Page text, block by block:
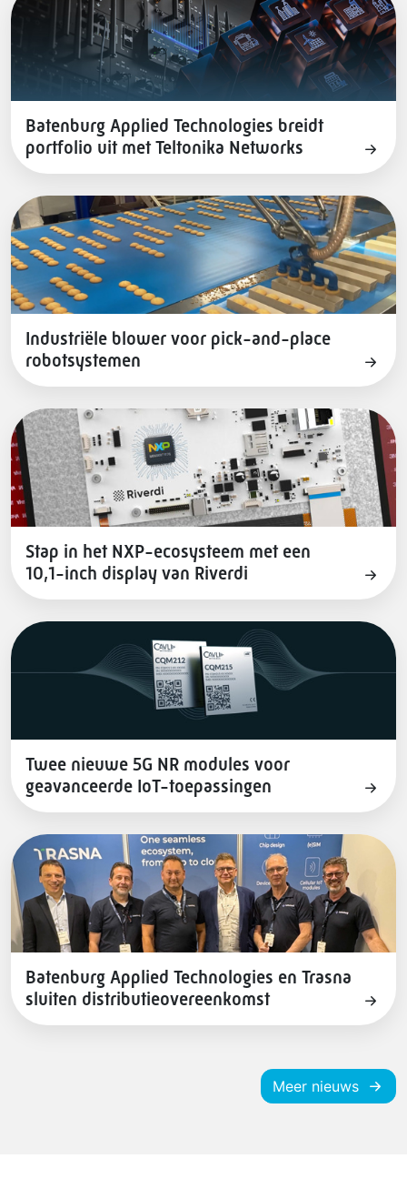
Batenburg Applied Technologies breidt
portfolio uit met Teltonika Networks
Industriële blower voor pick-and-place
robotsystemen
Stap in het NXP-ecosysteem met een
10,1-inch display van Riverdi
Twee nieuwe 5G NR modules voor
geavanceerde IoT-toepassingen
Batenburg Applied Technologies en Trasna
sluiten distributieovereenkomst
Meer nieuws